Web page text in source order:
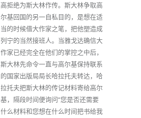
高拒绝为斯大林作传。斯大林争取高
尔基回国的另一自私目的，是想在适
当的时候借大作家之笔，把他塑造成
列宁的当然接班人。当雅戈达确信大
作家已经完全在他们的掌控之中后，
斯大林先命令一直与高尔基保持联系
的国家出版局局长哈拉托夫转达，哈
拉托夫把斯大林的传记材料寄给高尔
基，隔段时间便询问“您是否还需要
什么材料和您想在什么时间把书给我